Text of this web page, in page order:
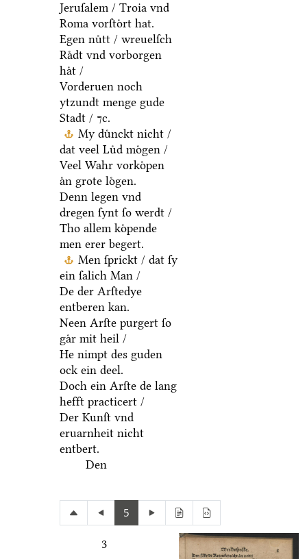
Jeruſalem / Troia vnd
Roma vorſtoͤrt hat.
Egen nuͤtt / wreuelſch
Raͤdt vnd vorborgen
haͤt /
Vorderuen noch
ytzundt menge gude
Stadt / ⁊c.
My duͤnckt nicht /
dat veel Luͤd moͤgen /
Veel Wahr vorkoͤpen
aͤn grote loͤgen.
Denn legen vnd
dregen ſynt ſo werdt /
Tho allem koͤpende
men erer begert.
Men ſprickt / dat ſy
ein ſalich Man /
De der Arſtedye
entberen kan.
Neen Arſte purgert ſo
gaͤr mit heil /
He nimpt des guden
ock ein deel.
Doch ein Arſte de lang
hefft practicert /
Der Kunſt vnd
eruarnheit nicht
entbert.
Den
5
3